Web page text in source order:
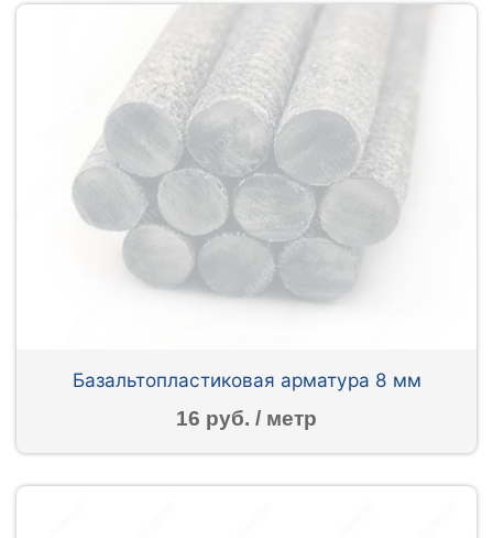
Базальтопластиковая арматура 8 мм
16 руб. / метр